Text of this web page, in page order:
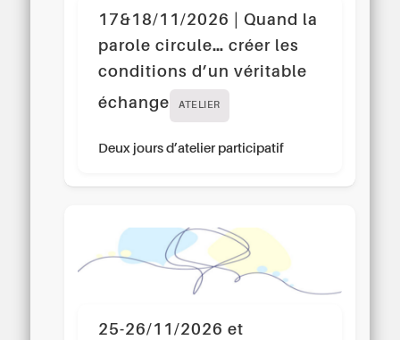
17&18/11/2026 | Quand la
parole circule… créer les
conditions d’un véritable
échange
ATELIER
Deux jours d’atelier participatif
25-26/11/2026 et